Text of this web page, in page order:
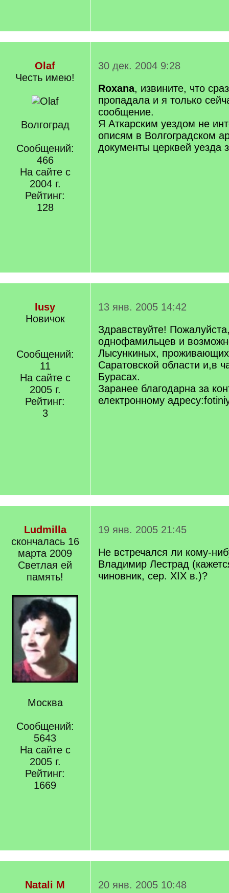
Olaf
Честь имею!
Волгоград
Сообщений:
466
На сайте с
2004 г.
Рейтинг:
128
30 дек. 2004 9:28
Roxana, извините, что
пропадала и я только
сообщение.
Я Аткарским уездом не
описям в Волгоградском
документы церквей уезда
lusy
Новичок
Сообщений:
11
На сайте с
2005 г.
Рейтинг:
3
13 янв. 2005 14:42
Здравствуйте!
однофамильцев и
Лысункиных,
Саратовской области и,в
Бурасах.
Заранее благодарна за
електронному
Ludmilla
скончалась 16
марта 2009
Светлая ей
память!
Москва
Сообщений:
5643
На сайте с
2005 г.
Рейтинг:
1669
19 янв. 2005 21:45
Не встречался ли кому-
Владимир Лестрад
чиновник, сер. XIX в.)?
Natali M 20 янв. 2005 10:48